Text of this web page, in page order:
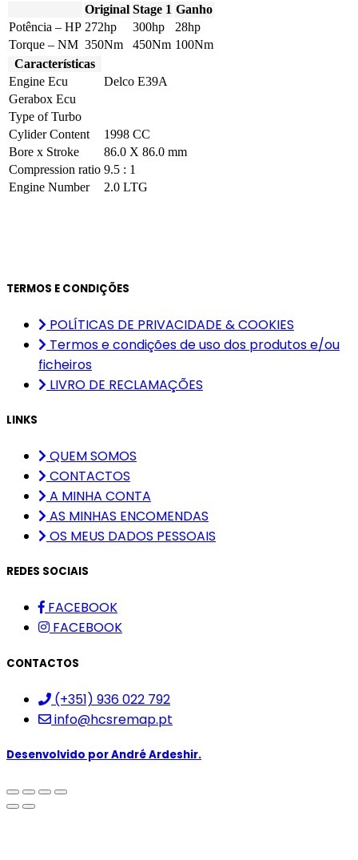
Original Stage 1 Ganho
Potência – HP 272hp 300hp
28hp
Torque – NM 350Nm 450Nm 100Nm
Características
Engine Ecu
Delco E39A
Gerabox Ecu
Type of Turbo
Cylider Content
1998 CC
Bore x Stroke
86.0 X 86.0 mm
Compression ratio 9.5 : 1
Engine Number
2.0 LTG
TERMOS E CONDIÇÕES
POLÍTICAS DE PRIVACIDADE & COOKIES
Termos e condições de uso dos produtos e/ou
ficheiros
LIVRO DE RECLAMAÇÕES
LINKS
QUEM SOMOS
CONTACTOS
A MINHA CONTA
AS MINHAS ENCOMENDAS
OS MEUS DADOS PESSOAIS
REDES SOCIAIS
FACEBOOK
FACEBOOK
CONTACTOS
(+351) 936 022 792
info@hcsremap.pt
Desenvolvido porAndré Ardeshir.